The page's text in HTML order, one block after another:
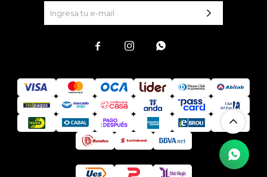
  